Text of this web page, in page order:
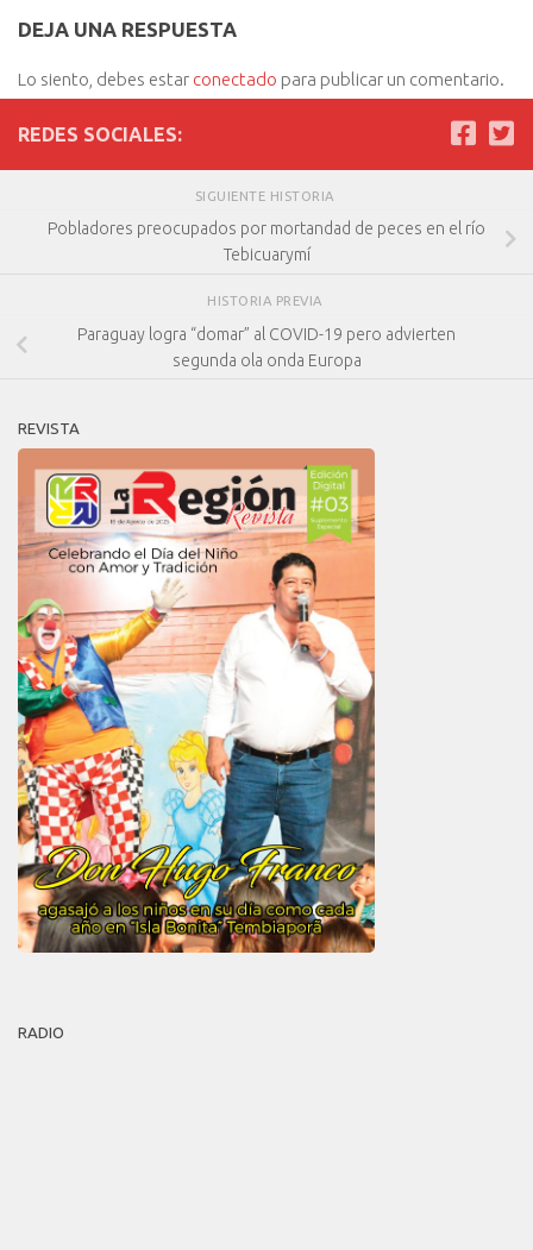
DEJA UNA RESPUESTA
Lo siento, debes estar conectado para publicar un comentario.
REDES SOCIALES:
SIGUIENTE HISTORIA
Pobladores preocupados por mortandad de peces en el río
Tebicuarymí
HISTORIA PREVIA
Paraguay logra “domar” al COVID-19 pero advierten
segunda ola onda Europa
REVISTA
RADIO